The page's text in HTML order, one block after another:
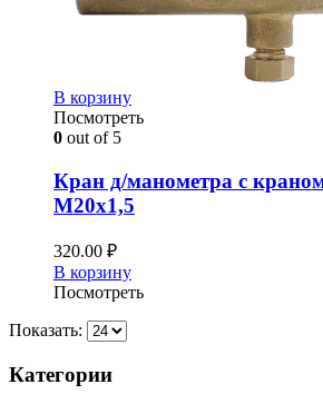
В корзину
Посмотреть
0 out of 5
Кран д/манометра с
М20х1,5
320.00 ₽
В корзину
Посмотреть
Показать:
Категории